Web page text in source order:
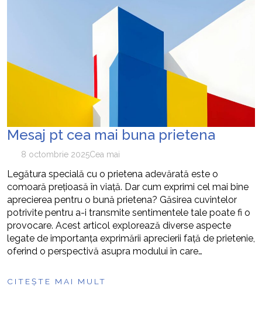
Mesaj pt cea mai buna prietena
8 octombrie 2025Cea mai
Legătura specială cu o prietena adevărată este o
comoară prețioasă în viață. Dar cum exprimi cel mai bine
aprecierea pentru o bună prietena? Găsirea cuvintelor
potrivite pentru a-i transmite sentimentele tale poate fi o
provocare. Acest articol explorează diverse aspecte
legate de importanța exprimării aprecierii față de prietenie,
oferind o perspectivă asupra modului în care…
CITEȘTE MAI MULT